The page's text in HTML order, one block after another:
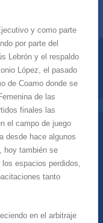
y como parte
por parte del
Lebrón y el respaldo
López, el pasado
de Coamo donde se
de las
finales las
el campo de juego
desde hace algunos
hoy también se
espacios perdidos,
tanto
en el arbitraje